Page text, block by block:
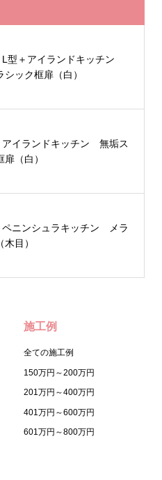
L型＋アイランドキッチン
シック框扉（白）
アイランドキッチン 無垢ス
（白）
ペニンシュラキッチン メラ
木目）
施工例
全ての施工例
150万円～200万円
201万円～400万円
401万円～600万円
601万円～800万円